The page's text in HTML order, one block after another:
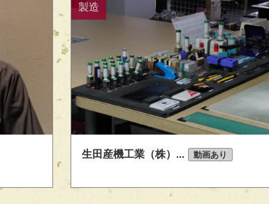
製造
生田産機工業（株）... 動画あり